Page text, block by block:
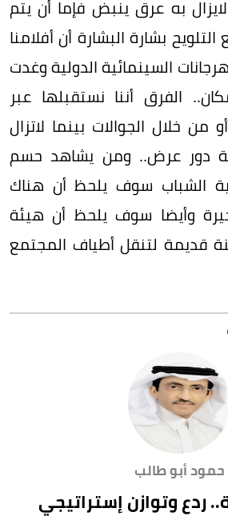
به عرق ينبض فإما أن يتم
بشارة البشارة أن أفلامنا
السينمائية الدولية وغدت
الفرق أننا نستقبلها عبر
من خلال الجوالات بينما لاتزال
دور عرض.. ومن يشاهد حسم
الشباب سوف يلحظ أن هناك
وأيضا سوف يلحظ أن هيئة
قديمة لتنقل أطياف المجتمع
حمود أبو طالب
ردع وتوازن إستراتيجي